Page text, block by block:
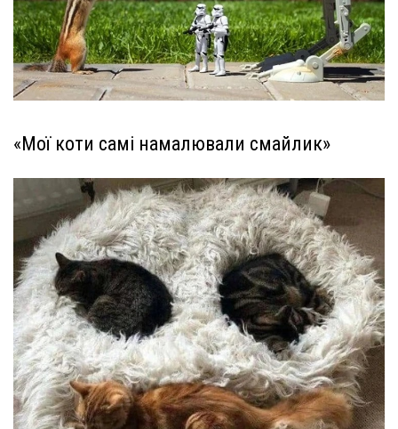
«Мої коти самі намалювали смайлик»